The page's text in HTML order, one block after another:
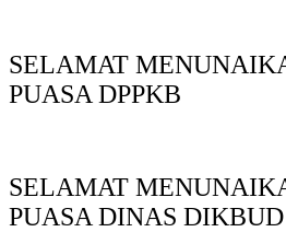
SELAMAT
PUASA DPPKB
SELAMAT
PUASA DINAS DIKBUD